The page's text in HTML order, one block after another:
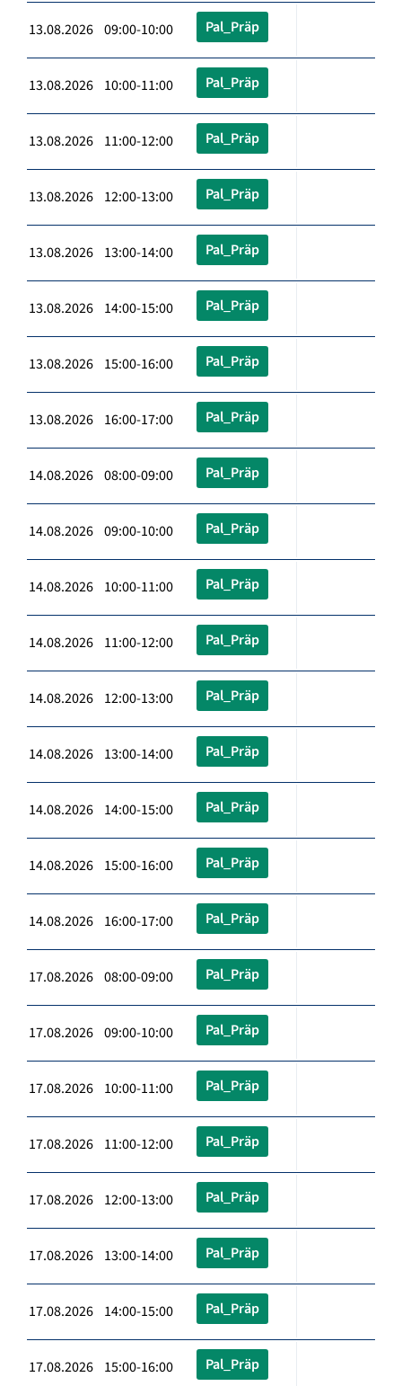
13.08.2026 09:00-10:00 Pal_Präp
13.08.2026 10:00-11:00 Pal_Präp
13.08.2026 11:00-12:00 Pal_Präp
13.08.2026 12:00-13:00 Pal_Präp
13.08.2026 13:00-14:00 Pal_Präp
13.08.2026 14:00-15:00 Pal_Präp
13.08.2026 15:00-16:00 Pal_Präp
13.08.2026 16:00-17:00 Pal_Präp
14.08.2026 08:00-09:00 Pal_Präp
14.08.2026 09:00-10:00 Pal_Präp
14.08.2026 10:00-11:00 Pal_Präp
14.08.2026 11:00-12:00 Pal_Präp
14.08.2026 12:00-13:00 Pal_Präp
14.08.2026 13:00-14:00 Pal_Präp
14.08.2026 14:00-15:00 Pal_Präp
14.08.2026 15:00-16:00 Pal_Präp
14.08.2026 16:00-17:00 Pal_Präp
17.08.2026 08:00-09:00 Pal_Präp
17.08.2026 09:00-10:00 Pal_Präp
17.08.2026 10:00-11:00 Pal_Präp
17.08.2026 11:00-12:00 Pal_Präp
17.08.2026 12:00-13:00 Pal_Präp
17.08.2026 13:00-14:00 Pal_Präp
17.08.2026 14:00-15:00 Pal_Präp
17.08.2026 15:00-16:00 Pal_Präp